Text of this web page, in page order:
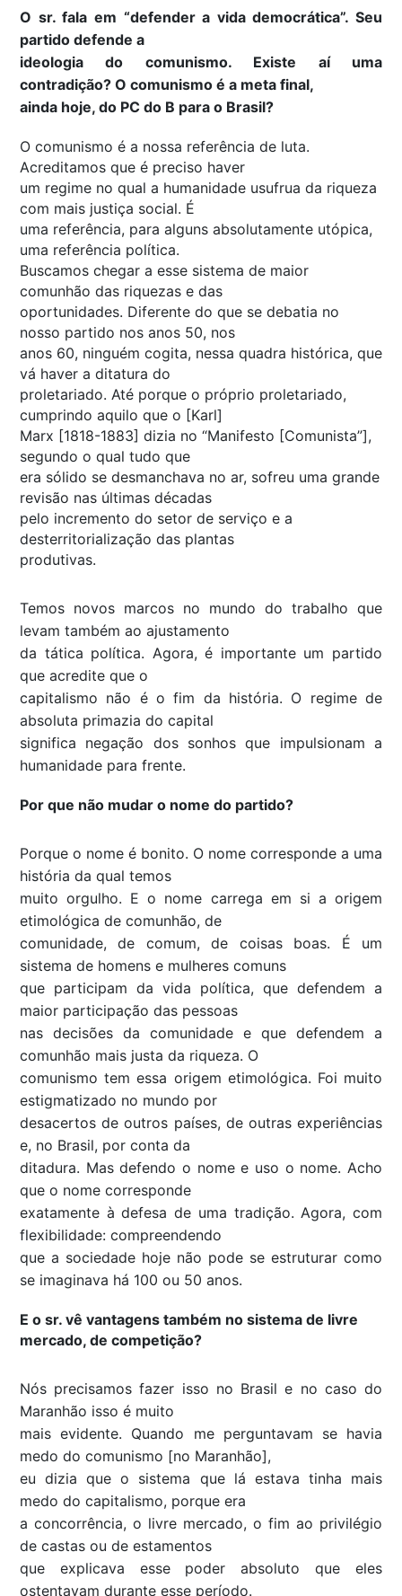
O sr. fala em “defender a vida democrática”. Seu
partido defende a
ideologia do comunismo. Existe aí uma
contradição? O comunismo é a meta final,
ainda hoje, do PC do B para o Brasil?
O comunismo é a nossa referência de luta.
Acreditamos que é preciso haver
um regime no qual a humanidade usufrua da riqueza
com mais justiça social. É
uma referência, para alguns absolutamente utópica,
uma referência política.
Buscamos chegar a esse sistema de maior
comunhão das riquezas e das
oportunidades. Diferente do que se debatia no
nosso partido nos anos 50, nos
anos 60, ninguém cogita, nessa quadra histórica, que
vá haver a ditatura do
proletariado. Até porque o próprio proletariado,
cumprindo aquilo que o [Karl]
Marx [1818-1883] dizia no “Manifesto [Comunista”],
segundo o qual tudo que
era sólido se desmanchava no ar, sofreu uma grande
revisão nas últimas décadas
pelo incremento do setor de serviço e a
desterritorialização das plantas
produtivas.
Temos novos marcos no mundo do trabalho que
levam também ao ajustamento
da tática política. Agora, é importante um partido
que acredite que o
capitalismo não é o fim da história. O regime de
absoluta primazia do capital
significa negação dos sonhos que impulsionam a
humanidade para frente.
Por que não mudar o nome do partido?
Porque o nome é bonito. O nome corresponde a uma
história da qual temos
muito orgulho. E o nome carrega em si a origem
etimológica de comunhão, de
comunidade, de comum, de coisas boas. É um
sistema de homens e mulheres comuns
que participam da vida política, que defendem a
maior participação das pessoas
nas decisões da comunidade e que defendem a
comunhão mais justa da riqueza. O
comunismo tem essa origem etimológica. Foi muito
estigmatizado no mundo por
desacertos de outros países, de outras experiências
e, no Brasil, por conta da
ditadura. Mas defendo o nome e uso o nome. Acho
que o nome corresponde
exatamente à defesa de uma tradição. Agora, com
flexibilidade: compreendendo
que a sociedade hoje não pode se estruturar como
se imaginava há 100 ou 50 anos.
E o sr. vê vantagens também no sistema de livre
mercado, de competição?
Nós precisamos fazer isso no Brasil e no caso do
Maranhão isso é muito
mais evidente. Quando me perguntavam se havia
medo do comunismo [no Maranhão],
eu dizia que o sistema que lá estava tinha mais
medo do capitalismo, porque era
a concorrência, o livre mercado, o fim ao privilégio
de castas ou de estamentos
que explicava esse poder absoluto que eles
ostentavam durante esse período.